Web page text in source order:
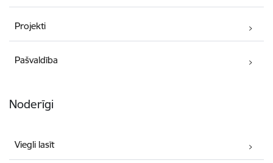
Projekti
Pašvaldība
Noderīgi
Viegli lasīt